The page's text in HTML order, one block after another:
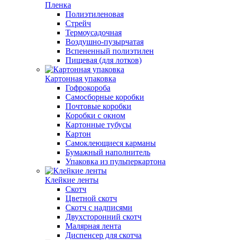
Пленка
Полиэтиленовая
Стрейч
Термоусадочная
Воздушно-пузырчатая
Вспененный полиэтилен
Пищевая (для лотков)
Картонная упаковка
Гофрокороба
Самосборные коробки
Почтовые коробки
Коробки с окном
Картонные тубусы
Картон
Самоклеющиеся карманы
Бумажный наполнитель
Упаковка из пульперкартона
Клейкие ленты
Скотч
Цветной скотч
Скотч с надписями
Двухсторонний скотч
Малярная лента
Диспенсер для скотча